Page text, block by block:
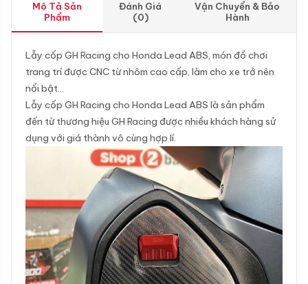
Mô Tả Sản
Phẩm
Đánh Giá
(0)
Vận Chuyển & Bảo
Hành
Lẫy cốp GH Racing cho Honda Lead ABS, món đồ chơi
trang trí được CNC từ nhôm cao cấp, làm cho xe trở nên
nổi bật…
Lẫy cốp GH Racing cho Honda Lead ABS là sản phẩm
đến từ thương hiệu GH Racing được nhiều khách hàng sử
dụng với giá thành vô cùng hợp lí.